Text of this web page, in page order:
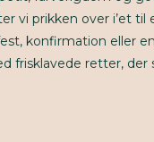
vi prikken over i’et til
konfirmation eller
frisklavede retter,